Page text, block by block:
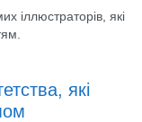
іллюстраторів, які
які